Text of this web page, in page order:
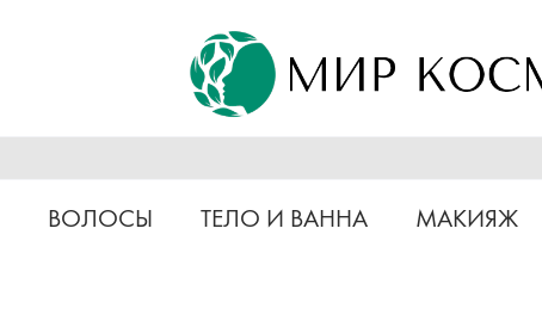
ВОЛОСЫ ТЕЛО И ВАННА МАКИЯЖ